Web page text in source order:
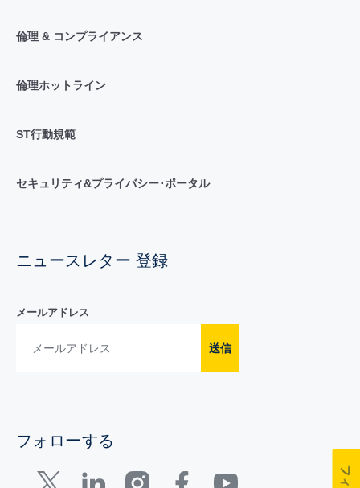
倫理 & コンプライアンス
倫理ホットライン
ST行動規範
セキュリティ&プライバシー･ポータル
ニュースレター 登録
メールアドレス
送信
フォローする